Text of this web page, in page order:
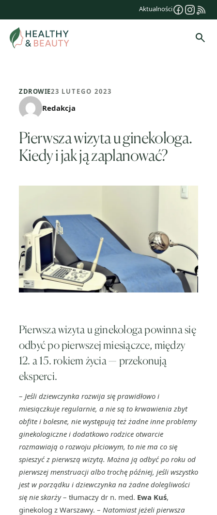
treści
Aktualności
ZDROWIE23 LUTEGO 2023
Redakcja
Pierwsza wizyta u ginekologa.
Kiedy i jak ją zaplanować?
Pierwsza wizyta u ginekologa powinna się
odbyć po pierwszej miesiączce, między
12. a 15. rokiem życia — przekonują
eksperci.
– Jeśli dziewczynka rozwija się prawidłowo i
miesiączkuje regularnie, a nie są to krwawienia zbyt
obfite i bolesne, nie występują też żadne inne problemy
ginekologiczne i dodatkowo rodzice otwarcie
rozmawiają o rozwoju płciowym, to nie ma co się
spieszyć z pierwszą wizytą. Można ją odbyć po roku od
pierwszej menstruacji albo trochę później, jeśli wszystko
jest w porządku i dziewczynka na żadne dolegliwości
się nie skarży– tłumaczy dr n. med. Ewa Kuś,
ginekolog z Warszawy. – Natomiast jeżeli pierwsza